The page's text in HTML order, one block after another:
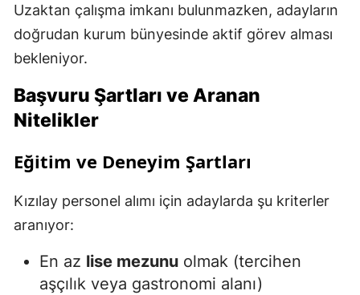
Uzaktan çalışma imkanı bulunmazken, adayların
doğrudan kurum bünyesinde aktif görev alması
bekleniyor.
Başvuru Şartları ve Aranan
Nitelikler
Eğitim ve Deneyim Şartları
Kızılay personel alımı için adaylarda şu kriterler
aranıyor:
En az lise mezunu olmak (tercihen
aşçılık veya gastronomi alanı)